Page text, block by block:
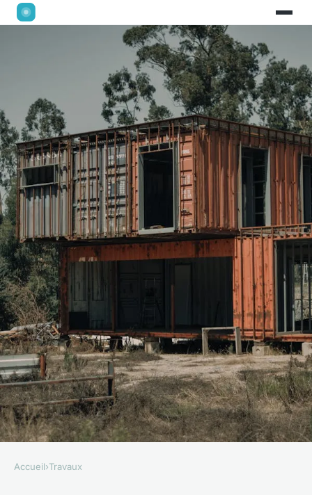
Accueil›Travaux